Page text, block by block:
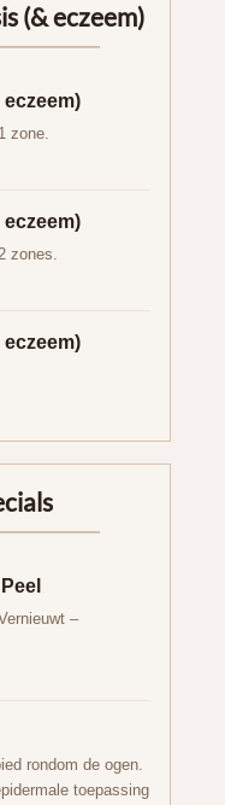
(& eczeem)
zone.
zones.
–
rondom de ogen.
toepassing